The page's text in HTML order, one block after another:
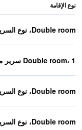
نوع الإقامة
Double room، نوع السرير غير معروف
Double room، 1 سرير مزدوج
Double room، نوع السرير غير معروف
Double room، نوع السرير غير معروف